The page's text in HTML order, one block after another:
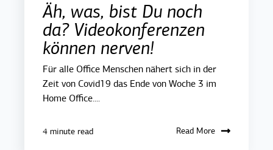
Äh, was, bist Du noch
da? Videokonferenzen
können nerven!
Für alle Office Menschen nähert sich in der
Zeit von Covid19 das Ende von Woche 3 im
Home Office....
4 minute read Read More